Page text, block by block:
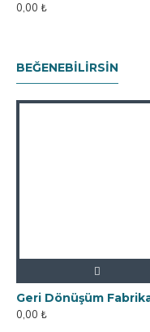
0,00 ₺
BEĞENEBILIRSIN
0,00 ₺